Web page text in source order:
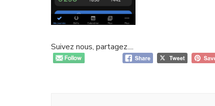
Suivez nous, partagez....